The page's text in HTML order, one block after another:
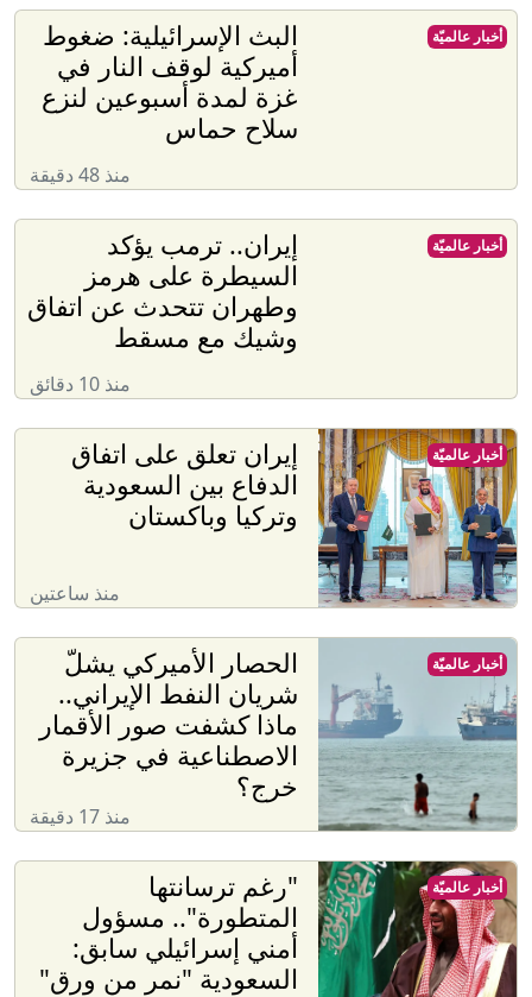
البث الإسرائيلية: ضغوط
أميركية لوقف النار في
غزة لمدة أسبوعين لنزع
سلاح حماس
منذ 48 دقيقة
أخبار عالميّة
إيران.. ترمب يؤكد
السيطرة على هرمز
وطهران تتحدث عن اتفاق
وشيك مع مسقط
منذ 10 دقائق
أخبار عالميّة
إيران تعلق على اتفاق
الدفاع بين السعودية
وتركيا وباكستان
منذ ساعتين
أخبار عالميّة
الحصار الأميركي يشلّ
شريان النفط الإيراني..
ماذا كشفت صور الأقمار
الاصطناعية في جزيرة
خرج؟
منذ 17 دقيقة
أخبار عالميّة
"رغم ترسانتها
المتطورة".. مسؤول
أمني إسرائيلي سابق:
السعودية "نمر من ورق"
أخبار عالميّة